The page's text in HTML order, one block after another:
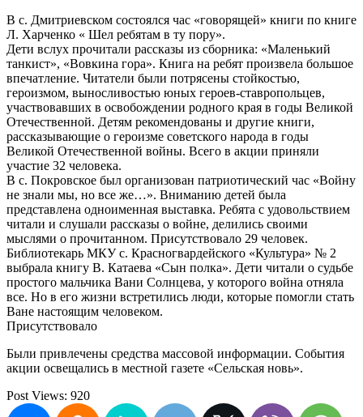
В с. Дмитриевском состоялся час «говорящей» книги по книге
Л. Харченко « Шел ребятам в ту пору».
Дети вслух прочитали рассказы из сборника: «Маленький
танкист», «Вовкина гора». Книга на ребят произвела большое
впечатление. Читатели были потрясены стойкостью,
героизмом, выносливостью юных героев-ставропольцев,
участвовавших в освобождении родного края в годы Великой
Отечественной. Детям рекомендованы и другие книги,
рассказывающие о героизме советского народа в годы
Великой Отечественной войны. Всего в акции приняли
участие 32 человека.
В с. Покровское был организован патриотический час «Войну
не знали мы, но все же…». Вниманию детей была
представлена одноименная выставка. Ребята с удовольствием
читали и слушали рассказы о войне, делились своими
мыслями о прочитанном. Присутствовало 29 человек.
Библиотекарь МКУ с. Красногвардейского «Культура» № 2
выбрала книгу В. Катаева «Сын полка». Дети читали о судьбе
простого мальчика Вани Солнцева, у которого война отняла
все. Но в его жизни встретились люди, которые помогли стать
Ване настоящим человеком.
Присутствовало
Были привлечены средства массовой информации. События
акции освещались в местной газете «Сельская новь».
Post Views: 920